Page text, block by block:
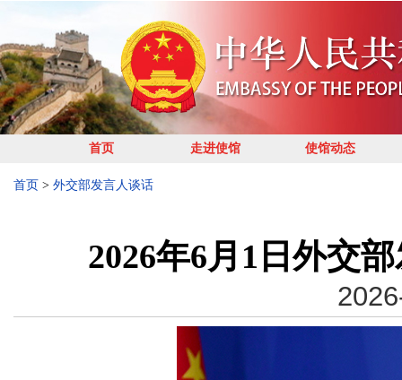
首页 走进使馆 使馆动态
首页 > 外交部发言人谈话
2026年6月1日外交